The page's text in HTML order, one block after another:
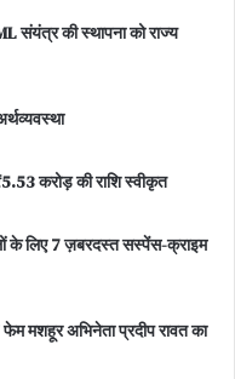
संयंत्र की स्थापना को राज्य
करोड़ की राशि स्वीकृत
के लिए 7 ज़बरदस्त सस्पेंस-क्राइम
मशहूर अभिनेता प्रदीप रावत का